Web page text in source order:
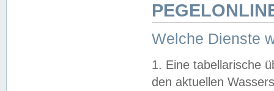
Welche Dienste
1. Eine tabellarische
den aktuellen